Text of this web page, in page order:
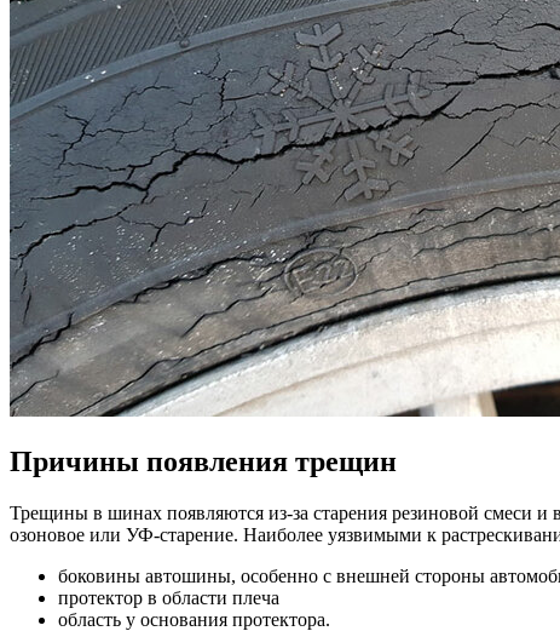
Причины появления трещин
Трещины в шинах появляются из-за старения резиновой смеси и
озоновое или УФ-старение. Наиболее уязвимыми к
боковины автошины, особенно с внешней стороны
протектор в области плеча
область у основания протектора.